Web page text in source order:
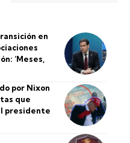
en
‘Meses,
por Nixon
que
presidente